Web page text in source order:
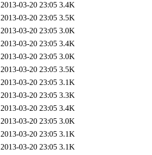
2013-03-20 23:05 3.4K
2013-03-20 23:05 3.5K
2013-03-20 23:05 3.0K
2013-03-20 23:05 3.4K
2013-03-20 23:05 3.0K
2013-03-20 23:05 3.5K
2013-03-20 23:05 3.1K
2013-03-20 23:05 3.3K
2013-03-20 23:05 3.4K
2013-03-20 23:05 3.0K
2013-03-20 23:05 3.1K
2013-03-20 23:05 3.1K